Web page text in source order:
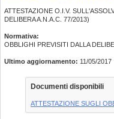
ATTESTAZIONE O.I.V.
DELIBERA A.N.A.C. 77/2013)
Normativa:
OBBLIGHI PREVISITI DALLA
Ultimo aggiornamento: 11/05/2017
Documenti disponibili
ATTESTAZIONE SUGLI